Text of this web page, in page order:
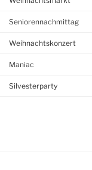
Seniorennachmittag
Weihnachtskonzert
Maniac
Silvesterparty